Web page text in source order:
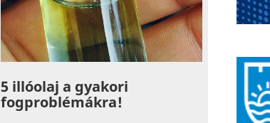
5 illóolaj a gyakori
fogproblémákra!